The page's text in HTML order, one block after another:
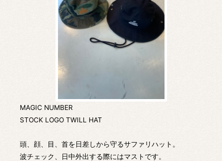
MAGIC NUMBER
STOCK LOGO TWILL HAT
頭、顔、目、首を日差しから守るサファリハット。
波チェック、日中外出する際にはマストです。